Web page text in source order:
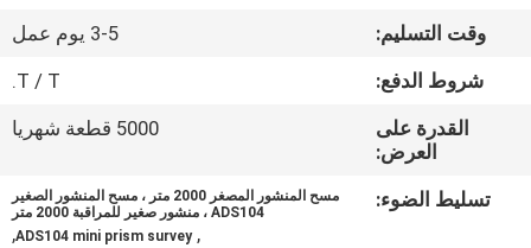
مراقبة
الجودة
وقت التسليم:
3-5 يوم عمل
شروط الدفع:
T / T.
القدرة على
العرض:
5000 قطعة شهريا
تسليط الضوء:
مسح المنشور المصغر 2000 متر ، مسح المنشور الصغير
ADS104 ، منشور صغير للمراقبة 2000 متر
,
ADS104 mini prism survey
,